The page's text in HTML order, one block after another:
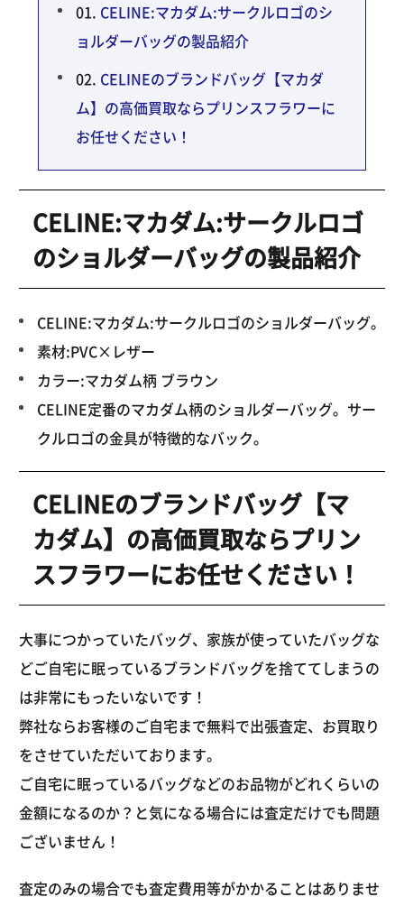
CELINE:マカダム:サークルロゴのシ
ョルダーバッグの製品紹介
CELINEのブランドバッグ【マカダ
ム】の高価買取ならプリンスフラワーに
お任せください！
CELINE:マカダム:サークルロゴ
のショルダーバッグの製品紹介
CELINE:マカダム:サークルロゴのショルダーバッグ。
素材:PVC×レザー
カラー:マカダム柄 ブラウン
CELINE定番のマカダム柄のショルダーバッグ。サー
クルロゴの金具が特徴的なバック。
CELINEのブランドバッグ【マ
カダム】の高価買取ならプリン
スフラワーにお任せください！
大事につかっていたバッグ、家族が使っていたバッグな
どご自宅に眠っているブランドバッグを捨ててしまうの
は非常にもったいないです！
弊社ならお客様のご自宅まで無料で出張査定、お買取り
をさせていただいております。
ご自宅に眠っているバッグなどのお品物がどれくらいの
金額になるのか？と気になる場合には査定だけでも問題
ございません！
査定のみの場合でも査定費用等がかかることはありませ